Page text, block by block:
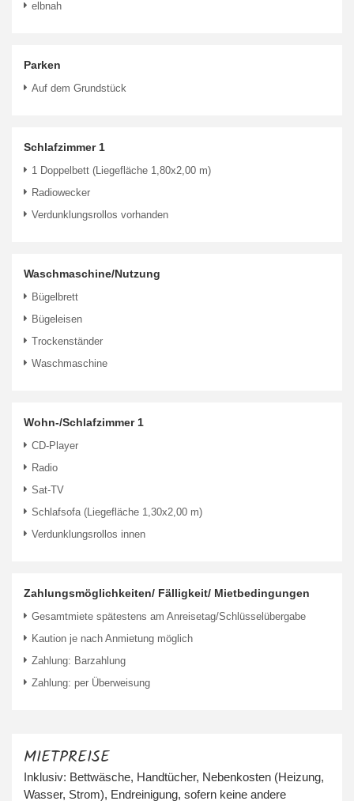
elbnah
Parken
Auf dem Grundstück
Schlafzimmer 1
1 Doppelbett (Liegefläche 1,80x2,00 m)
Radiowecker
Verdunklungsrollos vorhanden
Waschmaschine/Nutzung
Bügelbrett
Bügeleisen
Trockenständer
Waschmaschine
Wohn-/Schlafzimmer 1
CD-Player
Radio
Sat-TV
Schlafsofa (Liegefläche 1,30x2,00 m)
Verdunklungsrollos innen
Zahlungsmöglichkeiten/ Fälligkeit/ Mietbedingungen
Gesamtmiete spätestens am Anreisetag/Schlüsselübergabe
Kaution je nach Anmietung möglich
Zahlung: Barzahlung
Zahlung: per Überweisung
MIETPREISE
Inklusiv: Bettwäsche, Handtücher, Nebenkosten (Heizung,
Wasser, Strom), Endreinigung, sofern keine andere